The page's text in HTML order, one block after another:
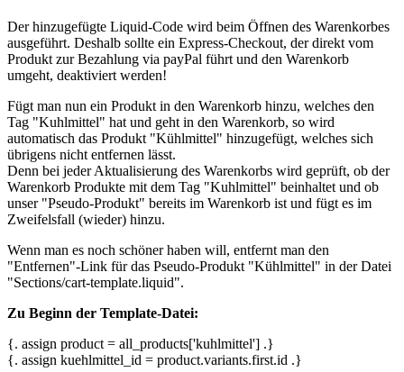
Der hinzugefügte Liquid-Code wird beim Öffnen des Warenkorbes
ausgeführt. Deshalb sollte ein Express-Checkout, der direkt vom
Produkt zur Bezahlung via payPal führt und den Warenkorb
umgeht, deaktiviert werden!
Fügt man nun ein Produkt in den Warenkorb hinzu, welches den
Tag "Kuhlmittel" hat und geht in den Warenkorb, so wird
automatisch das Produkt "Kühlmittel" hinzugefügt, welches sich
übrigens nicht entfernen lässt.
Denn bei jeder Aktualisierung des Warenkorbs wird geprüft, ob der
Warenkorb Produkte mit dem Tag "Kuhlmittel" beinhaltet und ob
unser "Pseudo-Produkt" bereits im Warenkorb ist und fügt es im
Zweifelsfall (wieder) hinzu.
Wenn man es noch schöner haben will, entfernt man den
"Entfernen"-Link für das Pseudo-Produkt "Kühlmittel" in der Datei
"Sections/cart-template.liquid".
Zu Beginn der Template-Datei:
{. assign product = all_products['kuhlmittel'] .}
{. assign kuehlmittel_id = product.variants.first.id .}